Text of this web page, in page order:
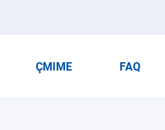
ÇMIME FAQ